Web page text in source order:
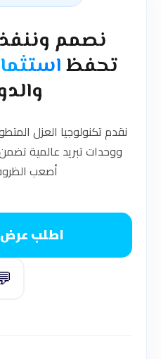
نصمم
تحفظ
ووحدات تبريد عالمية
أصعب
اطلب عرض